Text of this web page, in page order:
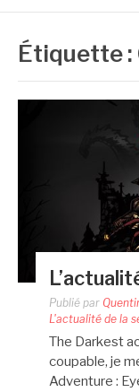
Étiquette :
Publié par
L'actualité de la
The Darkest
coupable, je
Adventure :